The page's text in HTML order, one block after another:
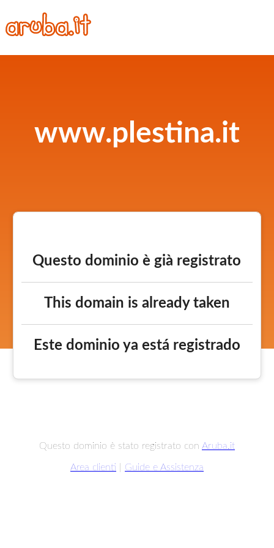
www.plestina.it
Questo dominio è già registrato
This domain is already taken
Este dominio ya está registrado
Questo dominio è stato registrato con Aruba.it
Area clienti Guide e Assistenza